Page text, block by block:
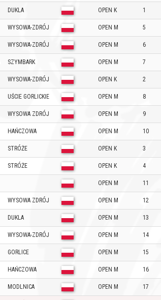
DUKLA OPEN K 1
WYSOWA-ZDRÓJ OPEN M 5
WYSOWA-ZDRÓJ OPEN M 6
SZYMBARK OPEN M 7
WYSOWA-ZDRÓJ OPEN K 2
UŚCIE GORLICKIE OPEN M 8
WYSOWA ZDRÓJ OPEN M 9
HAŃCZOWA OPEN M 10
STRÓŻE OPEN K 3
STRÓŻE OPEN K 4
OPEN M 11
WYSOWA ZDRÓJ OPEN M 12
DUKLA OPEN M 13
WYSOWA-ZDRÓJ OPEN M 14
GORLICE OPEN M 15
HAŃCZOWA OPEN M 16
MODLNICA OPEN M 17